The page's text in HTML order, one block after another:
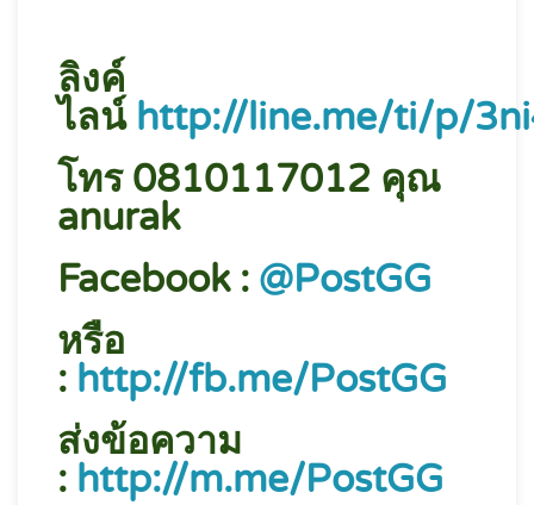
ลิงค์
ไลน์ http://line.me/ti/p/
โทร 0810117012 คุณ
anurak
Facebook : @PostGG
หรือ
: http://fb.me/PostGG
ส่งข้อความ
: http://m.me/PostGG